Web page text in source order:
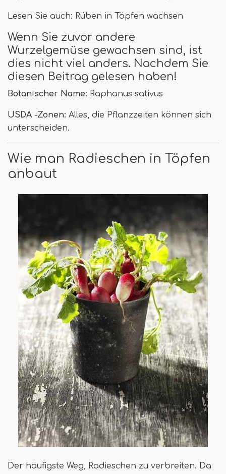
Lesen Sie auch: Rüben in Töpfen wachsen
Wenn Sie zuvor andere
Wurzelgemüse gewachsen sind, ist
dies nicht viel anders. Nachdem Sie
diesen Beitrag gelesen haben!
Botanischer Name: Raphanus sativus
USDA -Zonen: Alles, die Pflanzzeiten können sich
unterscheiden.
Wie man Radieschen in Töpfen
anbaut
Der häufigste Weg, Radieschen zu verbreiten. Da